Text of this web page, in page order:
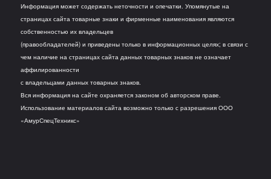
Информация может содержать неточности и опечатки. Упомянутые на
страницах сайта товарные знаки и фирменные наименования являются
собственностью их владельцев
(правообладателей) и приведены только в информационных целях; в связи с
чем наличие на страницах сайта данных товарных знаков не означает
аффилированности
с владельцами данных товарных знаков.
Вся информация на сайте охраняется законом об авторском праве.
Использование материалов сайта возможно только с разрешения ООО
«АмурСпецТехникс»